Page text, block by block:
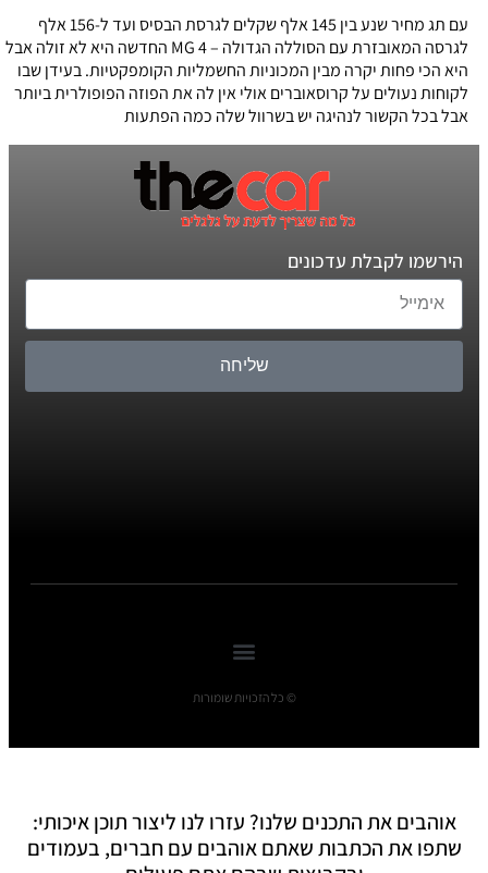
עם תג מחיר שנע בין 145 אלף שקלים לגרסת הבסיס ועד ל-156 אלף
לגרסה המאובזרת עם הסוללה הגדולה – MG 4 החדשה היא לא זולה אבל
היא הכי פחות יקרה מבין המכוניות החשמליות הקומפקטיות. בעידן שבו
לקוחות נעולים על קרוסאוברים אולי אין לה את הפוזה הפופולרית ביותר
אבל בכל הקשור לנהיגה יש בשרוול שלה כמה הפתעות
הירשמו לקבלת עדכונים
שליחה
© כל הזכויות שומורות
אוהבים את התכנים שלנו? עזרו לנו ליצור תוכן איכותי:
שתפו את הכתבות שאתם אוהבים עם חברים, בעמודים